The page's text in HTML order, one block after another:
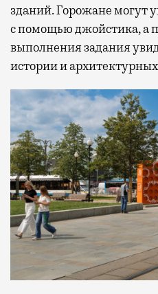
зданий. Горожане могут
с помощью джойстика, а
выполнения задания
истории и